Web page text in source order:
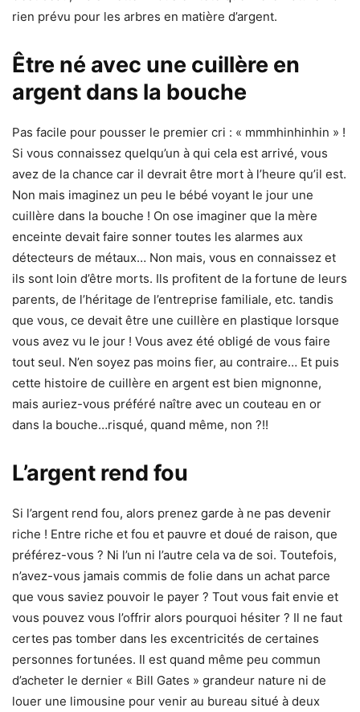
rien prévu pour les arbres en matière d’argent.
Être né avec une cuillère en
argent dans la bouche
Pas facile pour pousser le premier cri : « mmmhinhinhin » !
Si vous connaissez quelqu’un à qui cela est arrivé, vous
avez de la chance car il devrait être mort à l’heure qu’il est.
Non mais imaginez un peu le bébé voyant le jour une
cuillère dans la bouche ! On ose imaginer que la mère
enceinte devait faire sonner toutes les alarmes aux
détecteurs de métaux… Non mais, vous en connaissez et
ils sont loin d’être morts. Ils profitent de la fortune de leurs
parents, de l’héritage de l’entreprise familiale, etc. tandis
que vous, ce devait être une cuillère en plastique lorsque
vous avez vu le jour ! Vous avez été obligé de vous faire
tout seul. N’en soyez pas moins fier, au contraire… Et puis
cette histoire de cuillère en argent est bien mignonne,
mais auriez-vous préféré naître avec un couteau en or
dans la bouche…risqué, quand même, non ?!!
L’argent rend fou
Si l’argent rend fou, alors prenez garde à ne pas devenir
riche ! Entre riche et fou et pauvre et doué de raison, que
préférez-vous ? Ni l’un ni l’autre cela va de soi. Toutefois,
n’avez-vous jamais commis de folie dans un achat parce
que vous saviez pouvoir le payer ? Tout vous fait envie et
vous pouvez vous l’offrir alors pourquoi hésiter ? Il ne faut
certes pas tomber dans les excentricités de certaines
personnes fortunées. Il est quand même peu commun
d’acheter le dernier « Bill Gates » grandeur nature ni de
louer une limousine pour venir au bureau situé à deux